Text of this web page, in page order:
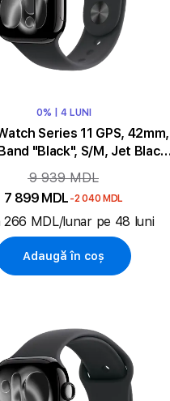
0% | 4 LUNI
Series 11 GPS, 42mm,
"Black", S/M, Jet Black
Aluminium
9 939 MDL
7 899 MDL -2 040 MDL
266 MDL/lunar pe 48 luni
Adaugă în coș